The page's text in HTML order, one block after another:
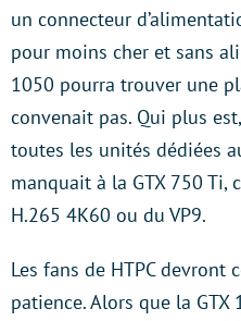
un connecteur
pour moins cher et sans
1050 pourra trouver une
convenait pas. Qui plus
toutes les unités dédiées
manquait à la GTX 750 Ti,
H.265 4K60 ou du VP9.
Les fans de HTPC devront
patience. Alors que la